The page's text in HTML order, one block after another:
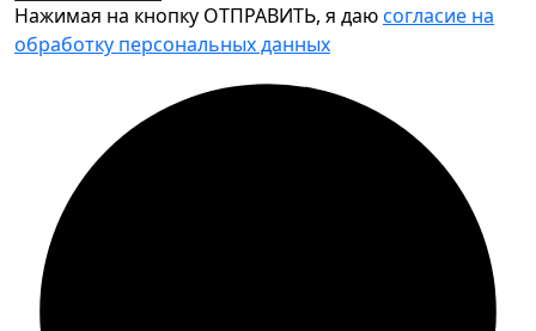
Нажимая на кнопку ОТПРАВИТЬ, я даюсогласие на
обработку персональных данных